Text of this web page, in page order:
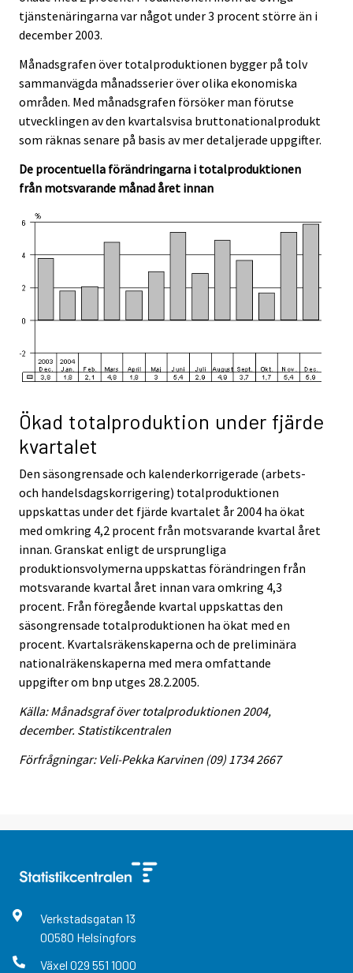
tjänstenäringarna var något under 3 procent större än i
december 2003.
Månadsgrafen över totalproduktionen bygger på tolv
sammanvägda månadsserier över olika ekonomiska
områden. Med månadsgrafen försöker man förutse
utvecklingen av den kvartalsvisa bruttonationalprodukt
som räknas senare på basis av mer detaljerade uppgifter.
De procentuella förändringarna i totalproduktionen
från motsvarande månad året innan
Ökad totalproduktion under fjärde
kvartalet
Den säsongrensade och kalenderkorrigerade (arbets-
och handelsdagskorrigering) totalproduktionen
uppskattas under det fjärde kvartalet år 2004 ha ökat
med omkring 4,2 procent från motsvarande kvartal året
innan. Granskat enligt de ursprungliga
produktionsvolymerna uppskattas förändringen från
motsvarande kvartal året innan vara omkring 4,3
procent. Från föregående kvartal uppskattas den
säsongrensade totalproduktionen ha ökat med en
procent. Kvartalsräkenskaperna och de preliminära
nationalräkenskaperna med mera omfattande
uppgifter om bnp utges 28.2.2005.
Källa: Månadsgraf över totalproduktionen 2004,
december. Statistikcentralen
Förfrågningar: Veli-Pekka Karvinen (09) 1734 2667
Verkstadsgatan 13
00580 Helsingfors
Växel 029 551 1000